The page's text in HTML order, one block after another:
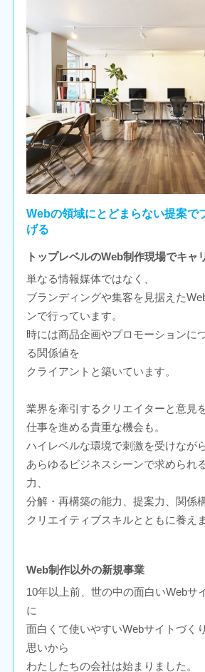
Webの領域にとどまらない提案で
げる
トップレベルのWeb制作現場でキャ
単なる情報媒体ではなく、
ブランディングや集客を見据えた
ンで行っています。
時には商品企画やプロモーションに
る関係値を
クライアントと築いています。
業界を牽引するクリエイターと意見
仕事を進める貴重な機会も。
ハイレベルな環境で刺激を受けながら
あらゆるビジネスシーンで求められ
力、
分解・再構築の能力、提案力、関係
クリエイティブスキルとともに養えま
Web制作以外の新規事業
10年以上前、世の中の面白いWebサ
に
面白くて使いやすいWebサイトづく
思いから
わたしたちの会社は始まりました。